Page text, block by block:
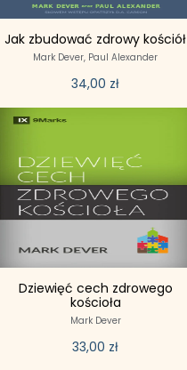
Jak zbudować zdrowy kościół
Mark Dever, Paul Alexander
34,00 zł
Dziewięć cech zdrowego
kościoła
Mark Dever
33,00 zł